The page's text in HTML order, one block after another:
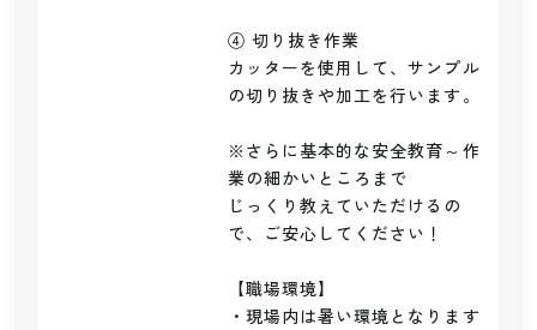
④ 切り抜き作業
カッターを使用して、サンプル
の切り抜きや加工を行います。
※さらに基本的な安全教育～作
業の細かいところまで
じっくり教えていただけるの
で、ご安心してください！
【職場環境】
・現場内は暑い環境となります